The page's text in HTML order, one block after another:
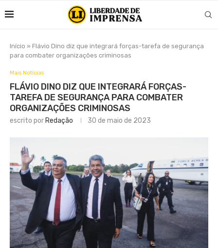
Início » Flávio Dino diz que integrará forças-tarefa de segurança
para combater organizações criminosas
Mais Notícias
FLÁVIO DINO DIZ QUE INTEGRARÁ FORÇAS-
TAREFA DE SEGURANÇA PARA COMBATER
ORGANIZAÇÕES CRIMINOSAS
escrito por Redação 30 de maio de 2023